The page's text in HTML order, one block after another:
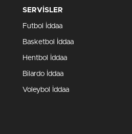
SERVİSLER
Futbol İddaa
Basketbol İddaa
Hentbol İddaa
Bilardo İddaa
Voleybol İddaa